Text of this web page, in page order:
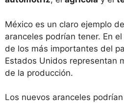
México es un claro ejemplo
aranceles podrían tener. En
de los más importantes del
Estados Unidos representan
de la producción.
Los nuevos aranceles